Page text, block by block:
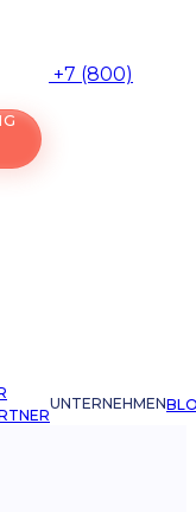
+7 (800)
UNTERNEHMEN